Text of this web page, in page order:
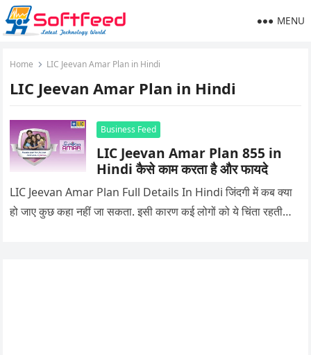
MENU
Home LIC Jeevan Amar Plan in Hindi
LIC Jeevan Amar Plan in Hindi
Business Feed
LIC Jeevan Amar Plan 855 in
Hindi कैसे काम करता है और फायदे
LIC Jeevan Amar Plan Full Details In Hindi जिंदगी में कब क्या
हो जाए कुछ कहा नहीं जा सकता. इसी कारण कई लोगों को ये चिंता रहती…